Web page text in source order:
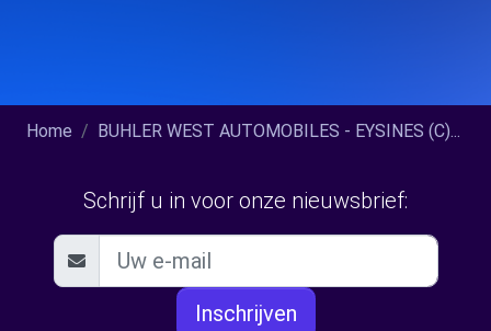
Home BUHLER WEST AUTOMOBILES - EYSINES (C)...
Schrijf u in voor onze nieuwsbrief:
Inschrijven